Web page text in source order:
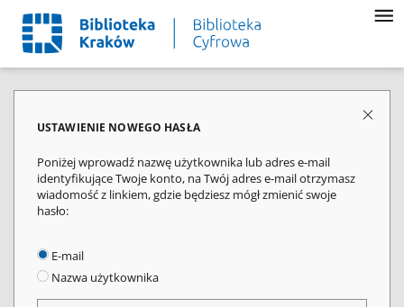
USTAWIENIE NOWEGO HASŁA
Poniżej wprowadź nazwę użytkownika lub adres e-mail
identyfikujące Twoje konto, na Twój adres e-mail otrzymasz
wiadomość z linkiem, gdzie będziesz mógł zmienić swoje
hasło:
E-mail
Nazwa użytkownika